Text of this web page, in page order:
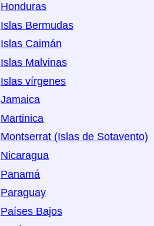
Honduras
Islas Bermudas
Islas Caimán
Islas Malvinas
Islas vírgenes
Jamaica
Martinica
Montserrat (Islas de Sotavento)
Nicaragua
Panamá
Paraguay
Países Bajos